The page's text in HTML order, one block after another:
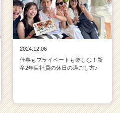
2024.12.06
仕事もプライベートも楽しむ！新
卒2年目社員の休日の過ごし方♪